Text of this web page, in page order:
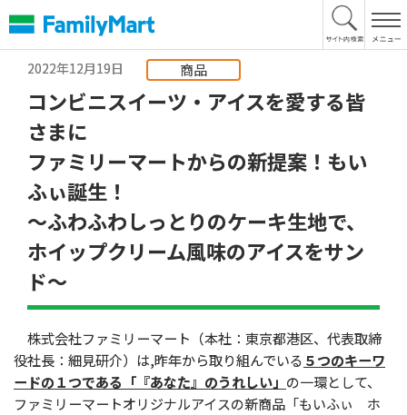
文
へ
2022年12月19日
商品
コンビニスイーツ・アイスを愛する皆
さまに
ファミリーマートからの新提案！もい
ふぃ誕生！
〜ふわふわしっとりのケーキ生地で、
ホイップクリーム風味のアイスをサン
ド〜
株式会社ファミリーマート（本社：東京都港区、代表取締
役社長：細見研介）は,昨年から取り組んでいる ５つのキーワ
ードの１つである「『あなた』のうれしい」 の一環として、
ファミリーマートオリジナルアイスの新商品「もいふぃ ホ